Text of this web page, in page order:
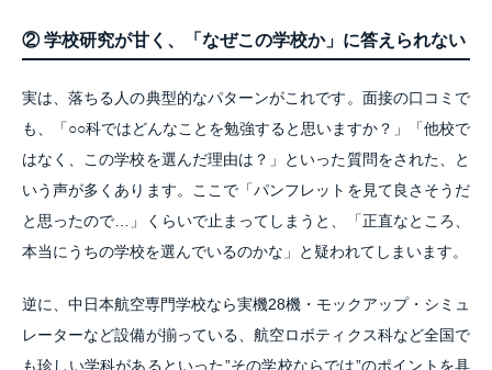
② 学校研究が甘く、「なぜこの学校か」に答えられない
実は、落ちる人の典型的なパターンがこれです。面接の口コミで
も、「○○科ではどんなことを勉強すると思いますか？」「他校で
はなく、この学校を選んだ理由は？」といった質問をされた、と
いう声が多くあります。ここで「パンフレットを見て良さそうだ
と思ったので…」くらいで止まってしまうと、「正直なところ、
本当にうちの学校を選んでいるのかな」と疑われてしまいます。
逆に、中日本航空専門学校なら実機28機・モックアップ・シミュ
レーターなど設備が揃っている、航空ロボティクス科など全国で
も珍しい学科があるといった”その学校ならでは”のポイントを具